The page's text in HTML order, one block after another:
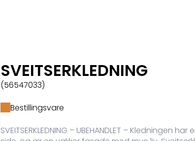
SVEITSERKLEDNING
(56547033)
Bestillingsvare
SVEITSERKLEDNING – UBEHANDLET – Kledningen